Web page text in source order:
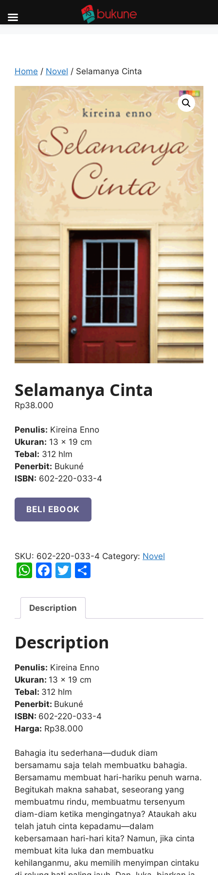
Home / Novel / Selamanya Cinta
Selamanya Cinta
Rp38.000
Penulis: Kireina Enno
Ukuran: 13 x 19 cm
Tebal: 312 hlm
Penerbit: Bukuné
ISBN: 602-220-033-4
BELI EBOOK
Cinta
quantity
SKU: 602-220-033-4 Category: Novel
W
at
s
p
p
F
c
e
o
o
k
T
itt
er e
Description
Description
Penulis: Kireina Enno
Ukuran: 13 x 19 cm
Tebal: 312 hlm
Penerbit: Bukuné
ISBN: 602-220-033-4
Harga: Rp38.000
Bahagia itu sederhana—duduk diam
bersamamu saja telah membuatku bahagia.
Bersamamu membuat hari-hariku penuh warna.
Begitukah makna sahabat, seseorang yang
membuatmu rindu, membuatmu tersenyum
diam-diam ketika mengingatnya? Ataukah aku
telah jatuh cinta kepadamu—dalam
kebersamaan hari-hari kita? Namun, jika cinta
membuat kita luka dan membuatku
kehilanganmu, aku memilih menyimpan cintaku